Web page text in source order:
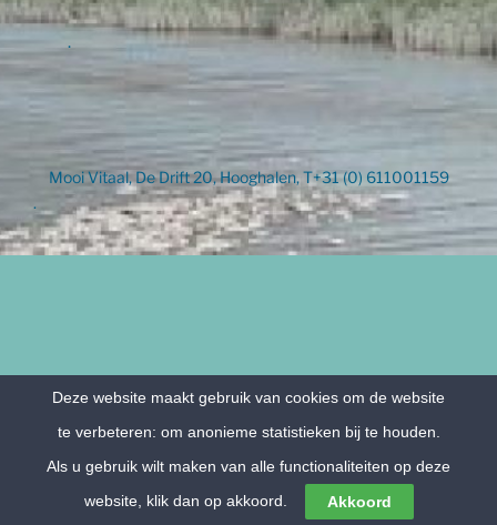
.
Mooi Vitaal, De Drift 20, Hooghalen, T+31 (0) 611001159
.
Deze website maakt gebruik van cookies om de website
te verbeteren: om anonieme statistieken bij te houden.
Als u gebruik wilt maken van alle functionaliteiten op deze
website, klik dan op akkoord.
Akkoord